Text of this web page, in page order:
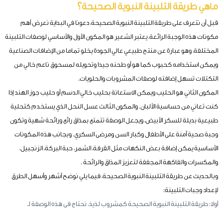
ماهي طريقة التلبينة النبوية الصحيحة؟
قبل أن نتعرف على طريقة التلبينة النبوية الصحيحة، دعونا في البداية نعرض أهم
مكونات هذه الوجبة الرائعة، يعتبر الشعير هو المكون الأول والأساسي لوصفات التلبينة
المختلفة، وهو عبارة عن منتج طبيعي عالي الجودة يخلو تماما من الإضافات الصناعية
ويمكن استخدامه كحبوب كما هو أو طحنه جيدا وتحويله لمسحوق ناعم خالي من
التكتلات تسهل إضافته لوصفات المشروبات والحلويات.
المكون الثاني هو الحليب ويمكن الاستعانة بحليب خالي الدسم أو حليب جوز الهند إذا
كنت تعاني من حساسية الألبان. والمكون الثالث عسل النحل الذي يستخدم كتحلية
طبيعية بديلة للسكر الأبيض، ويجعل الوصفة تتمتع بمذاق رائع ورائحة شهية وتكون
وجبة صحية آمنة على الأطفال وكبار السن ومرضى السكري. وبجانب هذه المكونات
الأساسية يمكن إضافة بعض النكهات مثل القرفة، الشمر، حبة البركة، الزنجبيل،
والمكسرات والفاكهة المجففة لتعزيز المذاق والرائحة .
وبالحديث عن طريقة التلبينة النبوية الصحيحة، فيما يلي نوضح أشهر وأسهل الطرق
لإعداد وجبات التلبينة:
أولا: طريقة التلبينة النبوية الصحيحة كمشروب لذيذ، نحتاج في هذه الوصفة لـ